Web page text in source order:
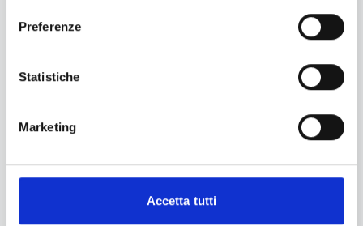
Preferenze
Statistiche
Marketing
Accetta tutti
sono un ricordo (delle elementari, invece quasi non